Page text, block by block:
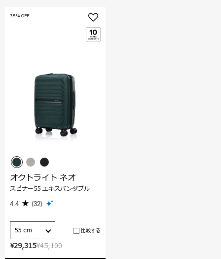
¥45,100
¥29,315
35% OFF
オクトライト ネオ
スピナー55 エキスパンダブル
4.4 (32)
55 cm 比較する